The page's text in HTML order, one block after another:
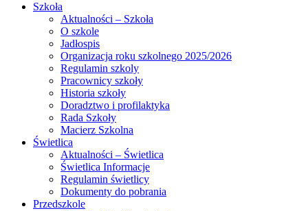
Szkoła
Aktualności – Szkoła
O szkole
Jadłospis
Organizacja roku szkolnego 2025/2026
Regulamin szkoly
Pracownicy szkoły
Historia szkoły
Doradztwo i profilaktyka
Rada Szkoły
Macierz Szkolna
Świetlica
Aktualności – Świetlica
Świetlica Informacje
Regulamin świetlicy
Dokumenty do pobrania
Przedszkole